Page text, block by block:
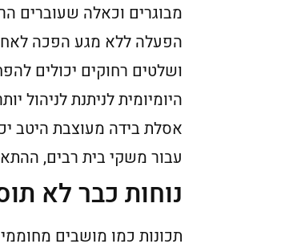
מבוגרים וכאלה שעוברים
הפעלה ללא מגע הפכה
ושלטים רחוקים יכולים
היומיומית לניתנת לניהול
אסלת בידה מעוצבת היטב
עבור משקי בית רבים,
נוחות כבר לא
תכונות כמו מושבים